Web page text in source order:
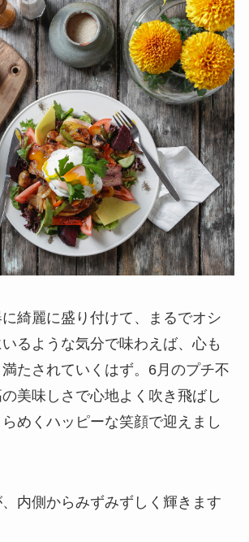
綺麗に盛り付けて、まるでオシ
るような気分で味わえば、心も
たされていくはず。6月のプチ不
美味しさで心地よく吹き飛ばし
めくハッピーな笑顔で迎えまし
内側からみずみずしく輝きます